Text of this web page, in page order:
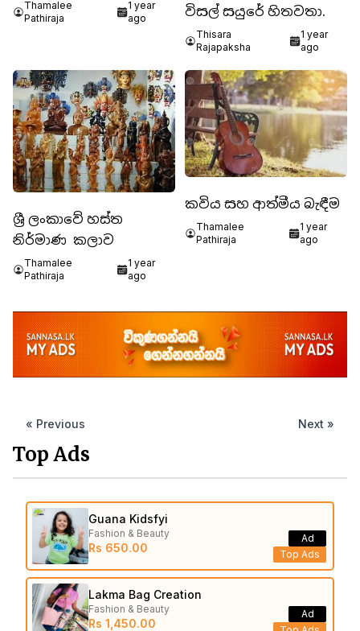
Thamalee
Pathiraja
1 year
ago
විසල් සයුරේ හිතවතා.
Thisara
Rajapaksha
1 year
ago
ශ්‍රී ලංකාවේ හස්ත
නිර්මාණ කලාව
Thamalee
Pathiraja
1 year
ago
කවිය සහ ආත්මීය බැඳීම
Thamalee
Pathiraja
1 year
ago
« Previous Next »
Top Ads
Guana Kidsfyi
Fashion & Beauty
Rs 650.00 Top Ads
Ad
Lakma Bag Creation
Fashion & Beauty
Rs 1,450.00
Ad